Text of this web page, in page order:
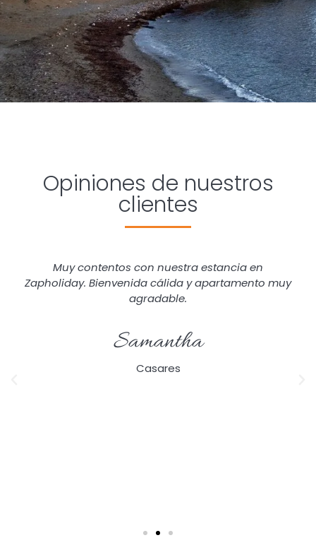
Opiniones de nuestros
clientes
Muy contentos con nuestra estancia en
Zapholiday. Bienvenida cálida y apartamento muy
agradable.
Samantha
Casares